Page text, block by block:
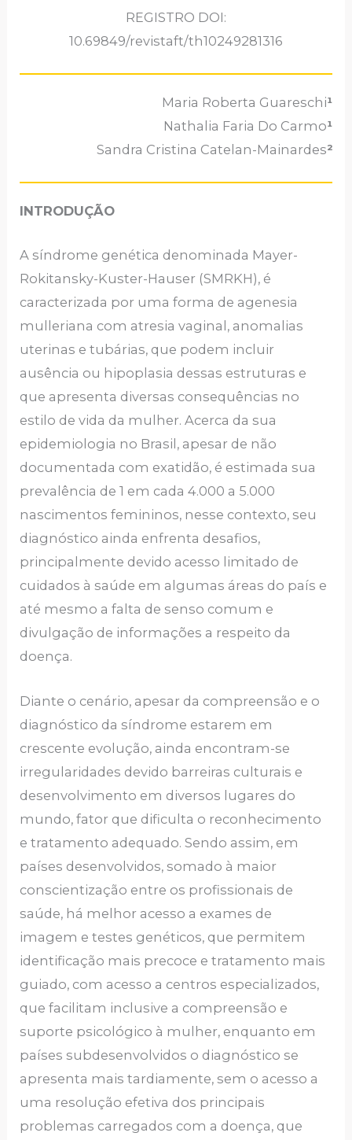
REGISTRO DOI:
10.69849/revistaft/th10249281316
Maria Roberta Guareschi¹
Nathalia Faria Do Carmo¹
Sandra Cristina Catelan-Mainardes²
INTRODUÇÃO
A síndrome genética denominada Mayer-
Rokitansky-Kuster-Hauser (SMRKH), é
caracterizada por uma forma de agenesia
mulleriana com atresia vaginal, anomalias
uterinas e tubárias, que podem incluir
ausência ou hipoplasia dessas estruturas e
que apresenta diversas consequências no
estilo de vida da mulher. Acerca da sua
epidemiologia no Brasil, apesar de não
documentada com exatidão, é estimada sua
prevalência de 1 em cada 4.000 a 5.000
nascimentos femininos, nesse contexto, seu
diagnóstico ainda enfrenta desafios,
principalmente devido acesso limitado de
cuidados à saúde em algumas áreas do país e
até mesmo a falta de senso comum e
divulgação de informações a respeito da
doença.
Diante o cenário, apesar da compreensão e o
diagnóstico da síndrome estarem em
crescente evolução, ainda encontram-se
irregularidades devido barreiras culturais e
desenvolvimento em diversos lugares do
mundo, fator que dificulta o reconhecimento
e tratamento adequado. Sendo assim, em
países desenvolvidos, somado à maior
conscientização entre os profissionais de
saúde, há melhor acesso a exames de
imagem e testes genéticos, que permitem
identificação mais precoce e tratamento mais
guiado, com acesso a centros especializados,
que facilitam inclusive a compreensão e
suporte psicológico à mulher, enquanto em
países subdesenvolvidos o diagnóstico se
apresenta mais tardiamente, sem o acesso a
uma resolução efetiva dos principais
problemas carregados com a doença, que